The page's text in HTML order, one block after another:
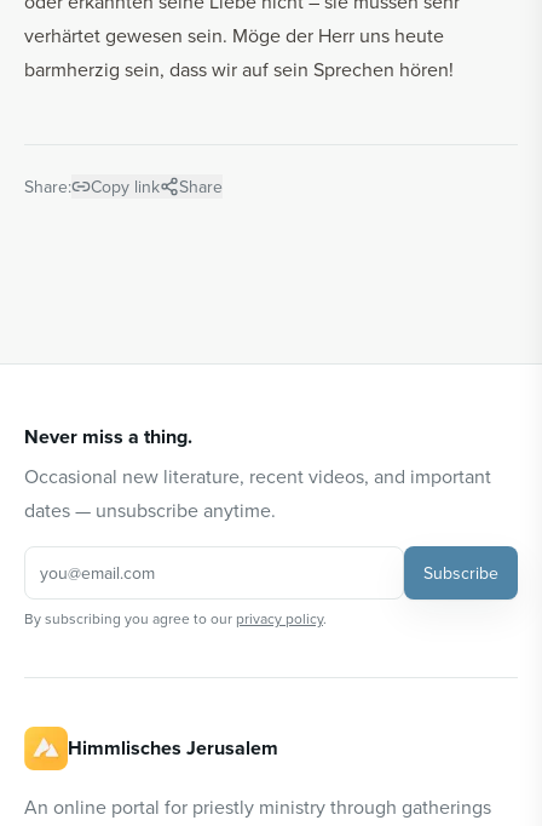
verhärtet gewesen sein. Möge der Herr uns heute
barmherzig sein, dass wir auf sein Sprechen hören!
Share: Copy link Share
Never miss a thing.
Occasional new literature, recent videos, and important
dates — unsubscribe anytime.
Subscribe
By subscribing you agree to our privacy policy.
Himmlisches Jerusalem
An online portal for priestly ministry through gatherings